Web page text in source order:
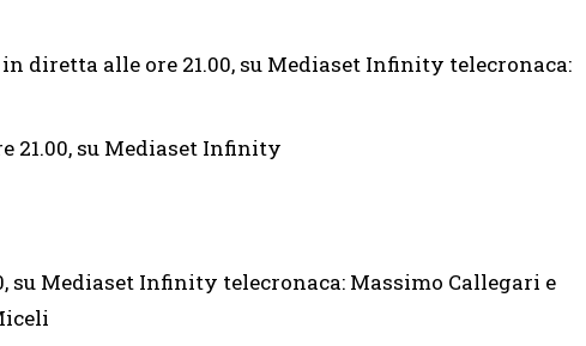
diretta alle ore 21.00, su Mediaset Infinity telecronaca:
21.00, su Mediaset Infinity
su Mediaset Infinity telecronaca: Massimo Callegari e